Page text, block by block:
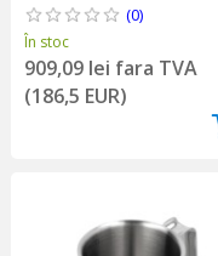
(0)
În stoc
909,09 lei fara TVA
(186,5 EUR)